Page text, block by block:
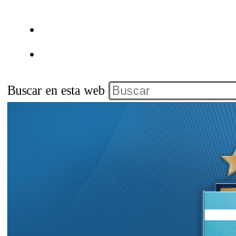
Buscar en esta web